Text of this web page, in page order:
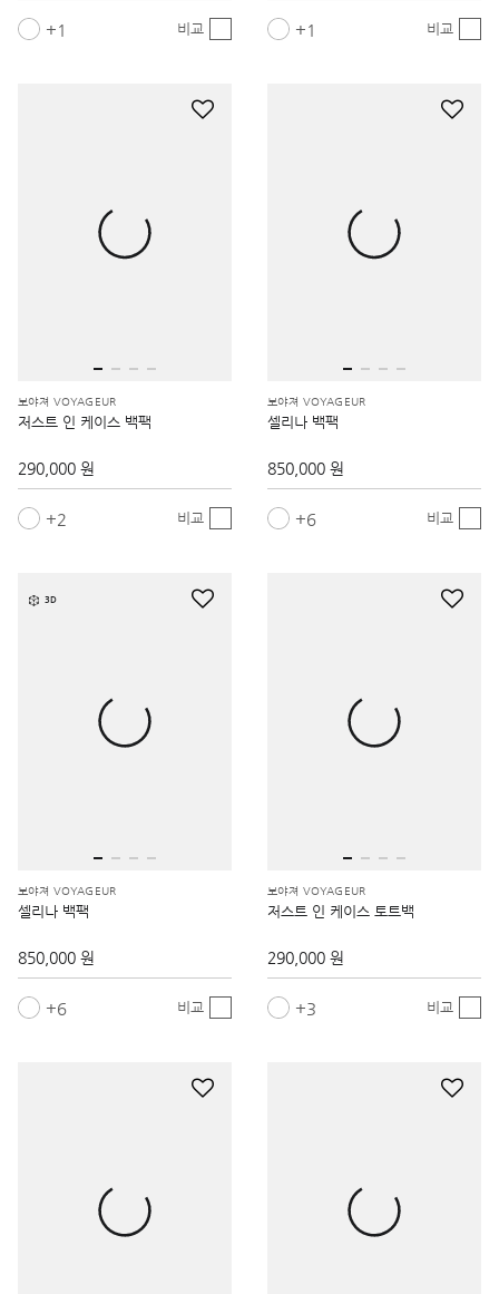
1 비교 1 비교
보야져 VOYAGEUR
저스트 인 케이스 백팩
290,000 원
2 비교
보야져 VOYAGEUR
셀리나 백팩
850,000 원
6 비교
3D
보야져 VOYAGEUR
셀리나 백팩
850,000 원
6 비교
보야져 VOYAGEUR
저스트 인 케이스 토트백
290,000 원
3 비교